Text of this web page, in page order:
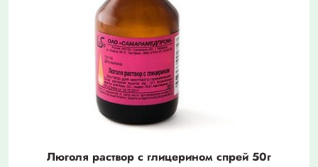
Люголя раствор с глицерином спрей 50г